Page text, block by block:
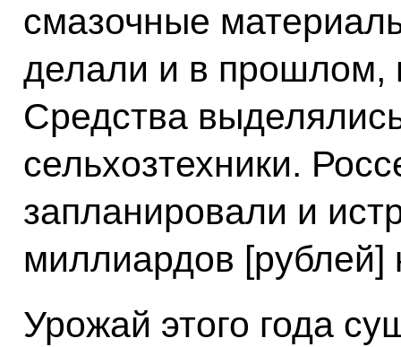
смазочные
делали и в прошлом,
Средства
сельхозтехники.
запланировали и
миллиардов [рублей]
Урожай этого года